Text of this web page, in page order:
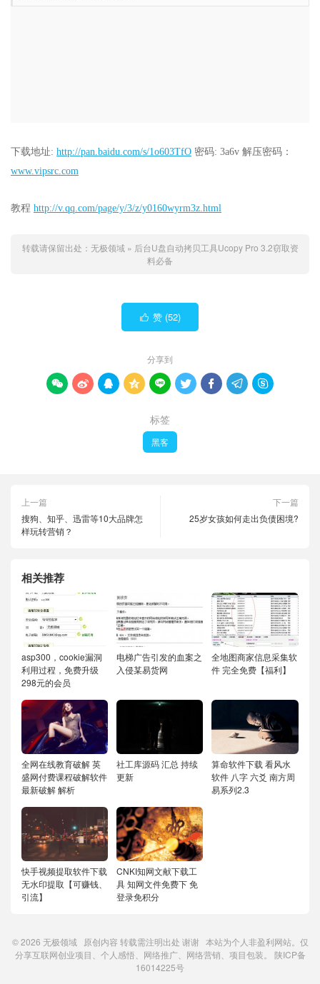
下载地址: http://pan.baidu.com/s/1o603TfO 密码: 3a6v 解压密码：
www.vipsrc.com
教程 http://v.qq.com/page/y/3/z/y0160wyrm3z.html
转载请保留出处： 无极领域 » 后台U盘自动拷贝工具Ucopy Pro 3.2窃取资
料必备
 赞 (52)
分享到
        
标签
黑客
上一篇
搜狗、知乎、迅雷等10大品牌怎
样玩转营销？
下一篇
25岁女孩如何走出负债困境?
相关推荐
asp300，cookie漏洞
利用过程，免费升级
298元的会员
电梯广告引发的血案之
入侵某易货网
全地图商家信息采集软
件 完全免费【福利】
全网在线教育破解 英
盛网付费课程破解软件
最新破解 解析
社工库源码 汇总 持续
更新
算命软件下载 看风水
软件 八字 六爻 南方周
易系列2.3
快手视频提取软件下载
无水印提取【可赚钱、
引流】
CNKI知网文献下载工
具 知网文件免费下 免
登录免积分
© 2026 无极领域 原创内容 转载需注明出处 谢谢 本站为个人非盈利网站。仅
分享互联网创业项目、个人感悟、网络推广、网络营销、项目包装。 陕ICP备
16014225号